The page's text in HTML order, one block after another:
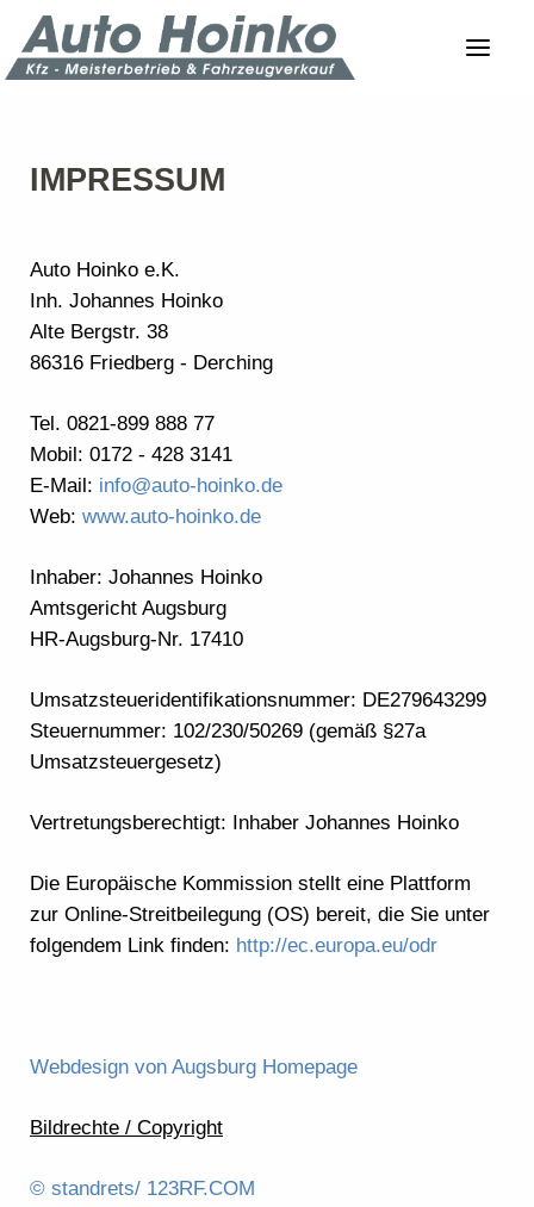
IMPRESSUM
Auto Hoinko e.K.
Inh. Johannes Hoinko
Alte Bergstr. 38
86316 Friedberg - Derching
Tel. 0821-899 888 77
Mobil: 0172 - 428 3141
E-Mail: info@auto-hoinko.de
Web: www.auto-hoinko.de
Inhaber: Johannes Hoinko
Amtsgericht Augsburg
HR-Augsburg-Nr. 17410
Umsatzsteueridentifikationsnummer: DE279643299
Steuernummer: 102/230/50269 (gemäß §27a
Umsatzsteuergesetz)
Vertretungsberechtigt: Inhaber Johannes Hoinko
Die Europäische Kommission stellt eine Plattform
zur Online-Streitbeilegung (OS) bereit, die Sie unter
folgendem Link finden: http://ec.europa.eu/odr
Webdesign von Augsburg Homepage
Bildrechte / Copyright
© standrets/ 123RF.COM